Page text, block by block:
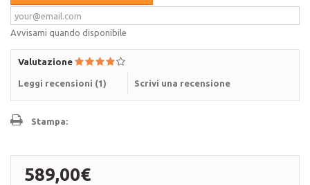
Avvisami quando disponibile
Valutazione
Leggi recensioni (1) Scrivi una recensione
Stampa:
589,00€